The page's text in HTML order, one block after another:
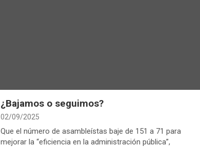
¿Bajamos o seguimos?
02/09/2025
Que el número de asambleístas baje de 151 a 71 para
mejorar la “eficiencia en la administración pública”,